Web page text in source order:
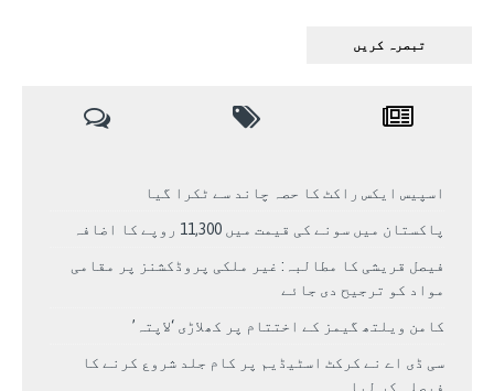
اسپیس ایکس راکٹ کا حصہ چاند سے ٹکرا گیا
پاکستان میں سونے کی قیمت میں 11,300 روپے کا اضافہ
فیصل قریشی کا مطالبہ: غیر ملکی پروڈکشنز پر مقامی
مواد کو ترجیح دی جائے
کامن ویلتھ گیمز کے اختتام پر کھلاڑی ‘لاپتہ’
سی ڈی اے نے کرکٹ اسٹیڈیم پر کام جلد شروع کرنے کا
فیصلہ کر لیا